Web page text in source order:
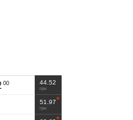
44.52
грн
00
51.97
грн